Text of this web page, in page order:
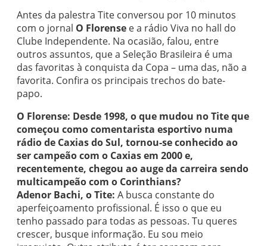
Antes da palestra Tite conversou por 10 minutos
com o jornal O Florense e a rádio Viva no hall do
Clube Independente. Na ocasião, falou, entre
outros assuntos, que a Seleção Brasileira é uma
das favoritas à conquista da Copa – uma das, não a
favorita. Confira os principais trechos do bate-
papo.
O Florense: Desde 1998, o que mudou no Tite que
começou como comentarista esportivo numa
rádio de Caxias do Sul, tornou-se conhecido ao
ser campeão com o Caxias em 2000 e,
recentemente, chegou ao auge da carreira sendo
multicampeão com o Corinthians?
Adenor Bachi, o Tite: A busca constante do
aperfeiçoamento profissional. É isso o que eu
tenho passado para todas as pessoas. Tu queres
crescer, busque informação. Eu sou meio